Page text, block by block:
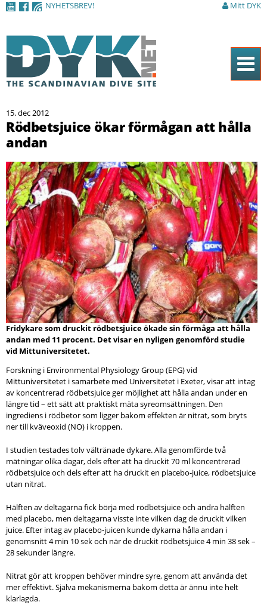
NYHETSBREV! Mitt DYK
Hem
Tidningen
Nyheter
Artiklar
DYK Guiden
Shop
Kontakt
Sök
15. dec 2012
Rödbetsjuice ökar förmågan att hålla
andan
Fridykare som druckit rödbetsjuice ökade sin förmåga att hålla
andan med 11 procent. Det visar en nyligen genomförd studie
vid Mittuniversitetet.
Forskning i Environmental Physiology Group (EPG) vid
Mittuniversitetet i samarbete med Universitetet i Exeter, visar att intag
av koncentrerad rödbetsjuice ger möjlighet att hålla andan under en
längre tid – ett sätt att praktiskt mäta syreomsättningen. Den
ingrediens i rödbetor som ligger bakom effekten är nitrat, som bryts
ner till kväveoxid (NO) i kroppen.
I studien testades tolv vältränade dykare. Alla genomförde två
mätningar olika dagar, dels efter att ha druckit 70 ml koncentrerad
rödbetsjuice och dels efter att ha druckit en placebo-juice, rödbetsjuice
utan nitrat.
Hälften av deltagarna fick börja med rödbetsjuice och andra hälften
med placebo, men deltagarna visste inte vilken dag de druckit vilken
juice. Efter intag av placebo-juicen kunde dykarna hålla andan i
genomsnitt 4 min 10 sek och när de druckit rödbetsjuice 4 min 38 sek –
28 sekunder längre.
Nitrat gör att kroppen behöver mindre syre, genom att använda det
mer effektivt. Själva mekanismerna bakom detta är ännu inte helt
klarlagda.